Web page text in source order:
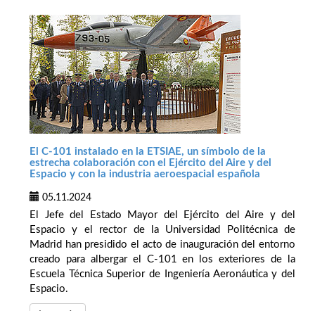
El C-101 instalado en la ETSIAE, un símbolo de la
estrecha colaboración con el Ejército del Aire y del
Espacio y con la industria aeroespacial española
05.11.2024
El Jefe del Estado Mayor del Ejército del Aire y del
Espacio y el rector de la Universidad Politécnica de
Madrid han presidido el acto de inauguración del entorno
creado para albergar el C-101 en los exteriores de la
Escuela Técnica Superior de Ingeniería Aeronáutica y del
Espacio.